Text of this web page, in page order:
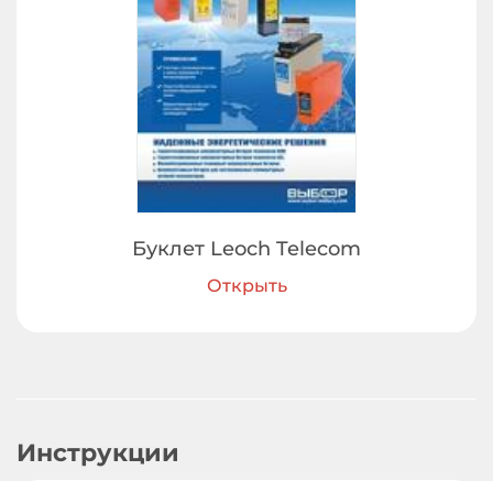
Буклет Leoch Telecom
Открыть
Инструкции